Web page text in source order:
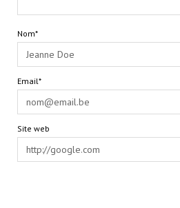
Nom*
Email*
Site web